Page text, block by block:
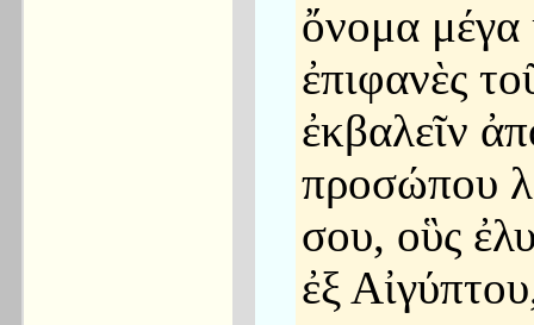
ὄνομα μέγα
ἐπιφανὲς
ἐκβαλεῖν
προσώπου
σου, οὓς
ἐξ